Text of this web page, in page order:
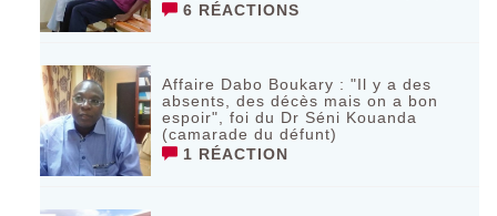
6 RÉACTIONS
Affaire Dabo Boukary : "Il y a des
absents, des décès mais on a bon
espoir", foi du Dr Séni Kouanda
(camarade du défunt)
1 RÉACTION